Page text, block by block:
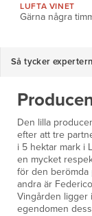
LUFTA VINET
Gärna några
Så tycker
Den lilla
efter att tre
i 5 hektar mark i
en mycket
för den berömda
andra är
Vingården ligger
egendomen